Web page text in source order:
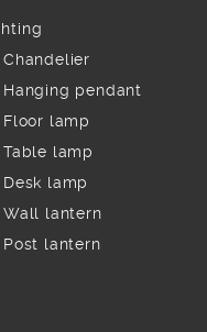
Chandelier
Hanging pendant
Floor lamp
Table lamp
Desk lamp
Wall lantern
Post lantern